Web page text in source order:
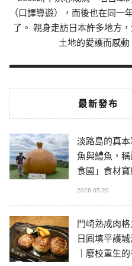
（口譯導遊），而後也在同一
了。 親身走訪日本許多地方
土地的愛護而感動
最新發布
淡路島的真
魚與鱧魚，
食國」食材寶
2026-05-20
門崎熟成肉
日圓填平護
｜廢校重生